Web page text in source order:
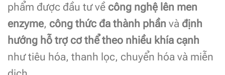
phẩm được đầu tư về công nghệ lên men
enzyme, công thức đa thành phần và định
hướng hỗ trợ cơ thể theo nhiều khía cạnh
như tiêu hóa, thanh lọc, chuyển hóa và miễn